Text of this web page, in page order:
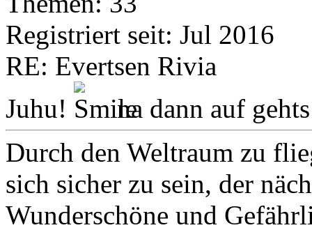
Registriert seit: Jul 2016
RE: Evertsen Rivia
Juhu!
na dann auf
Durch den Weltraum zu
sich sicher zu sein, der
Wunderschöne und